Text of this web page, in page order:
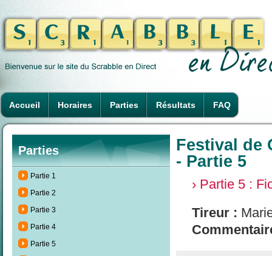
Accueil Horaires Parties Résultats FAQ
Parties
Partie 1
Partie 2
Partie 3
Partie 4
Partie 5
Festival de
- Partie 5
› Partie 5 :
Tireur :